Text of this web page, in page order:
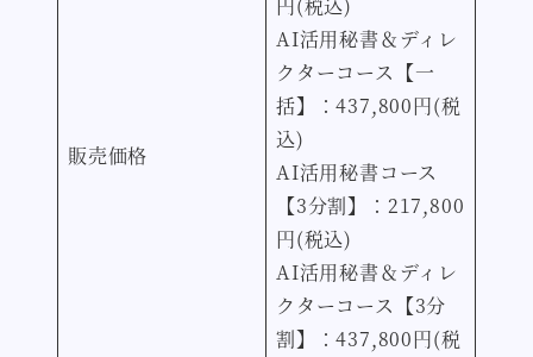
販売価格
円(税込)
AI活用秘書＆ディレ
クターコース【一
括】：437,800円(税
込)
AI活用秘書コース
【3分割】： 217,800
円(税込)
AI活用秘書＆ディレ
クターコース【3分
割】：437,800円(税